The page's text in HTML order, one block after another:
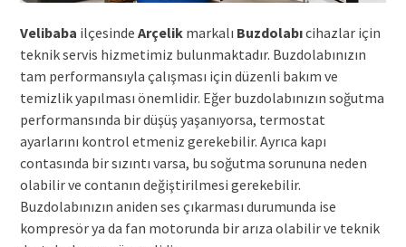
Velibaba ilçesinde Arçelikmarkalı Buzdolabıcihazlar için
teknik servis hizmetimiz bulunmaktadır. Buzdolabınızın
tam performansıyla çalışması için düzenli bakım ve
temizlik yapılması önemlidir. Eğer buzdolabınızın soğutma
performansında bir düşüş yaşanıyorsa, termostat
ayarlarını kontrol etmeniz gerekebilir. Ayrıca kapı
contasında bir sızıntı varsa, bu soğutma sorununa neden
olabilir ve contanın değiştirilmesi gerekebilir.
Buzdolabınızın aniden ses çıkarması durumunda ise
kompresör ya da fan motorunda bir arıza olabilir ve teknik